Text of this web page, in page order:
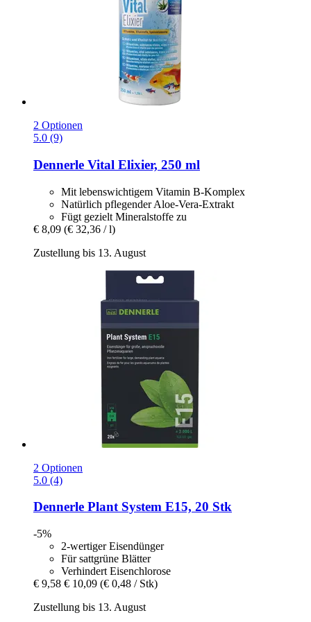
2 Optionen
5.0 (9)
Dennerle Vital Elixier, 250 ml
Mit lebenswichtigem Vitamin B-Komplex
Natürlich pflegender Aloe-Vera-Extrakt
Fügt gezielt Mineralstoffe zu
€ 8,09 (€ 32,36 / l)
Zustellung bis 13. August
2 Optionen
5.0 (4)
Dennerle Plant System E15, 20 Stk
-5%
2-wertiger Eisendünger
Für sattgrüne Blätter
Verhindert Eisenchlorose
€ 9,58 € 10,09 (€ 0,48 / Stk)
Zustellung bis 13. August